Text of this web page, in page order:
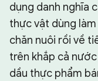
dụng danh nghĩa
thực vật dùng
chăn nuôi rồi về
trên khắp cả
dầu thực phẩm